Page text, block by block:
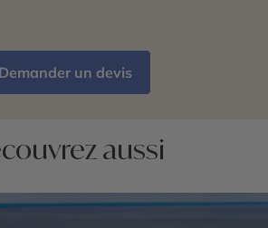
Demander un devis
aussi